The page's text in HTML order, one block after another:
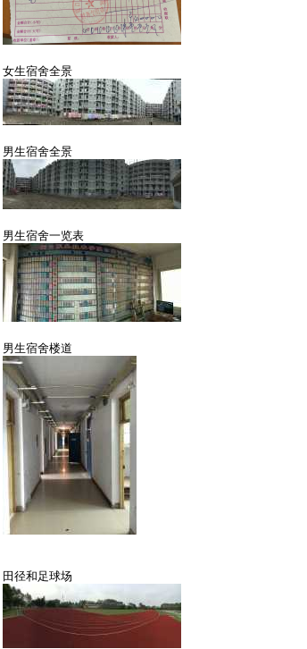
女生宿舍全景
男生宿舍全景
男生宿舍一览表
男生宿舍楼道
田径和足球场